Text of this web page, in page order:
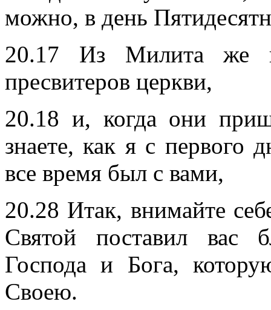
можно, в день
20.17 Из Милита же
пресвитеров церкви,
20.18 и, когда они
знаете, как я с
все время был с вами,
20.28 Итак, внимайте
Святой поставил вас
Господа и Бога,
Своею.